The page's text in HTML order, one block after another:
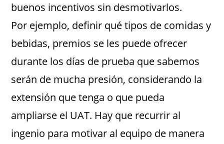
buenos incentivos sin desmotivarlos.
Por ejemplo, definir qué tipos de comidas y
bebidas, premios se les puede ofrecer
durante los días de prueba que sabemos
serán de mucha presión, considerando la
extensión que tenga o que pueda
ampliarse el UAT. Hay que recurrir al
ingenio para motivar al equipo de manera